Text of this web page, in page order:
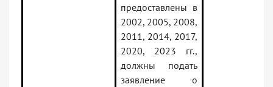
предоставлены в
2002, 2005, 2008,
2011, 2014, 2017,
2020, 2023 гг.,
должны подать
заявление о